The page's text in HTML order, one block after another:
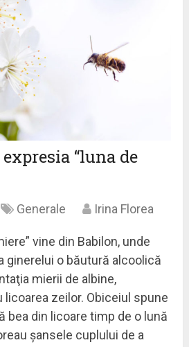
“luna de
Generale Irina Florea
vine din Babilon, unde
ginerelui o băutură alcoolică
mierii de albine,
zeilor. Obiceiul spune
bea din licoare timp de o lună
șansele cuplului de a